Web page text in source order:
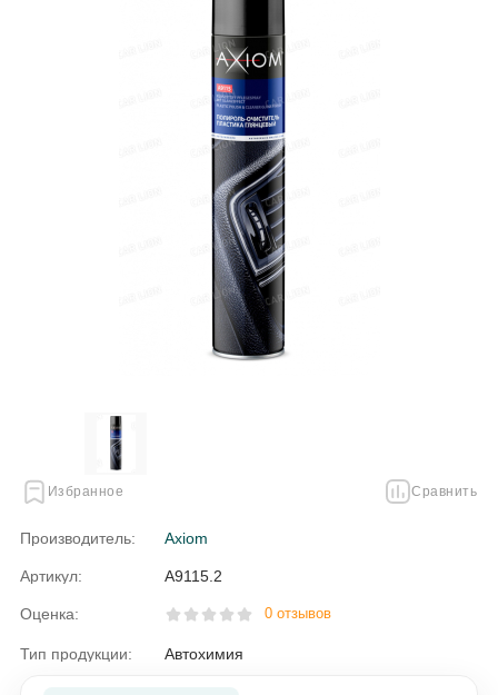
Избранное Сравнить
Производитель: Axiom
Артикул: A9115.2
Оценка: 0 отзывов
Тип продукции: Автохимия